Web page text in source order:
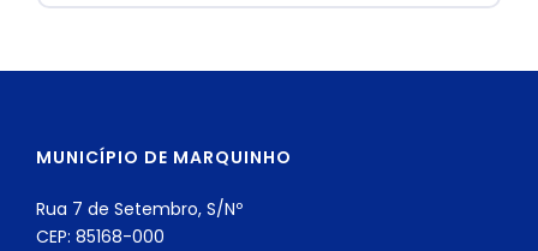
MUNICÍPIO DE MARQUINHO
Rua 7 de Setembro, S/Nº
CEP: 85168-000